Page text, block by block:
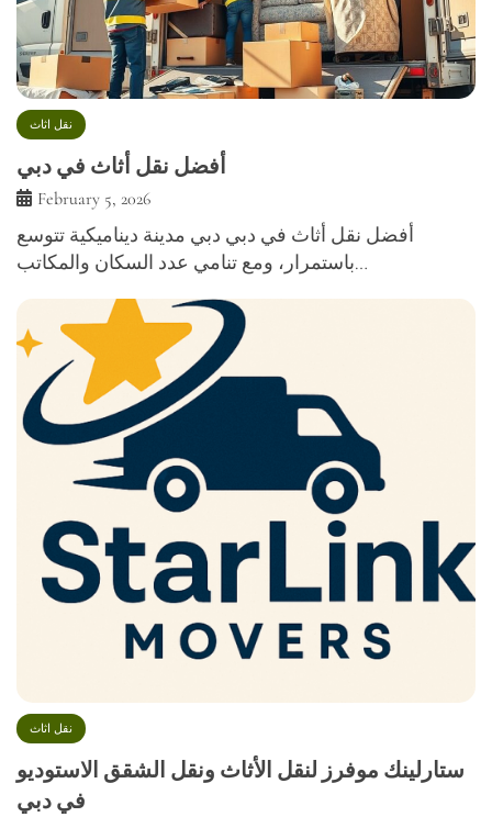
نقل اثاث
أفضل نقل أثاث في دبي
February 5, 2026
أفضل نقل أثاث في دبي دبي مدينة ديناميكية تتوسع
باستمرار، ومع تنامي عدد السكان والمكاتب…
نقل اثاث
ستارلينك موفرز لنقل الأثاث ونقل الشقق الاستوديو
في دبي